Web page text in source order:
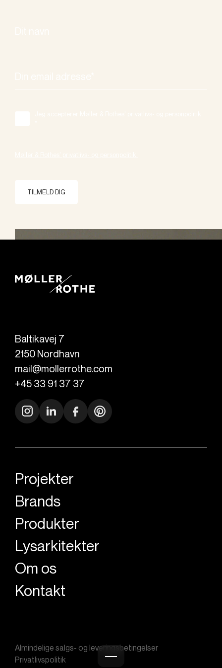
TILMELD DIG
Baltikavej 7
2150 Nordhavn
mail@mollerrothe.com
+45 33 91 37 37
Projekter
Brands
Produkter
Lysarkitekter
Om os
Kontakt
Almindelige salgs- og leveringsbetingelser
Privatlivspolitik